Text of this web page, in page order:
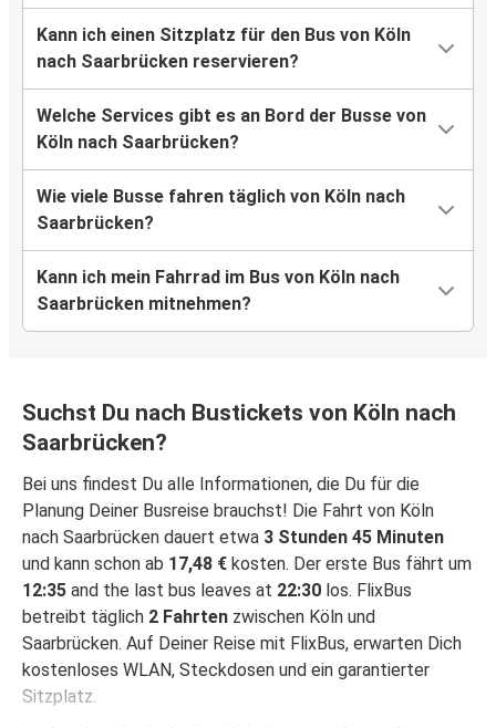
Kann ich einen Sitzplatz für den Bus von Köln
nach Saarbrücken reservieren?
Welche Services gibt es an Bord der Busse von
Köln nach Saarbrücken?
Wie viele Busse fahren täglich von Köln nach
Saarbrücken?
Kann ich mein Fahrrad im Bus von Köln nach
Saarbrücken mitnehmen?
Suchst Du nach Bustickets von Köln nach
Saarbrücken?
Bei uns findest Du alle Informationen, die Du für die
Planung Deiner Busreise brauchst! Die Fahrt von Köln
nach Saarbrücken dauert etwa 3 Stunden 45 Minuten
und kann schon ab 17,48 € kosten. Der erste Bus fährt um
12:35 and the last bus leaves at 22:30 los. FlixBus
betreibt täglich 2 Fahrten zwischen Köln und
Saarbrücken. Auf Deiner Reise mit FlixBus, erwarten Dich
kostenloses WLAN, Steckdosen und ein garantierter
Sitzplatz.